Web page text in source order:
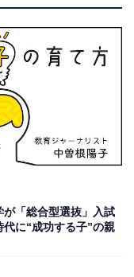
という集会の時
異学年の子どもた
ティバルの出し物
先生にあたる人の
実現するかを真剣
た。
「総合型選抜」入試
に“成功する子”の親